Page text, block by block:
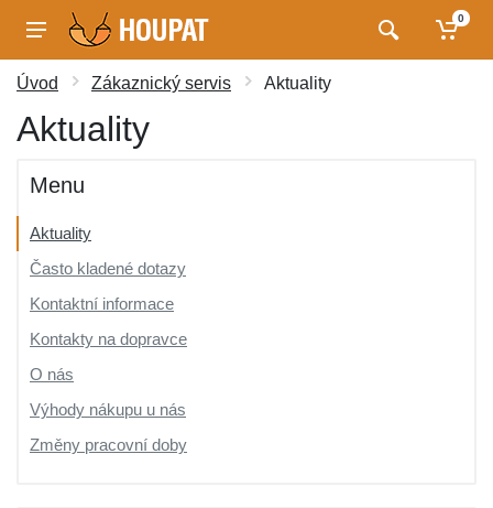
0
Úvod Zákaznický servis Aktuality
Aktuality
Menu
Aktuality
Často kladené dotazy
Kontaktní informace
Kontakty na dopravce
O nás
Výhody nákupu u nás
Změny pracovní doby